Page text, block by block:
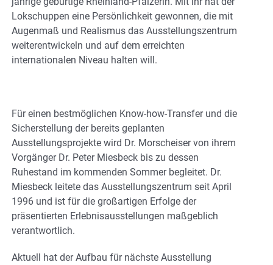
Lokschuppen eine Persönlichkeit gewonnen, die mit
Augenmaß und Realismus das Ausstellungszentrum
weiterentwickeln und auf dem erreichten
internationalen Niveau halten will.
Für einen bestmöglichen Know-how-Transfer und die
Sicherstellung der bereits geplanten
Ausstellungsprojekte wird Dr. Morscheiser von ihrem
Vorgänger Dr. Peter Miesbeck bis zu dessen
Ruhestand im kommenden Sommer begleitet. Dr.
Miesbeck leitete das Ausstellungszentrum seit April
1996 und ist für die großartigen Erfolge der
präsentierten Erlebnisausstellungen maßgeblich
verantwortlich.
Aktuell hat der Aufbau für nächste Ausstellung